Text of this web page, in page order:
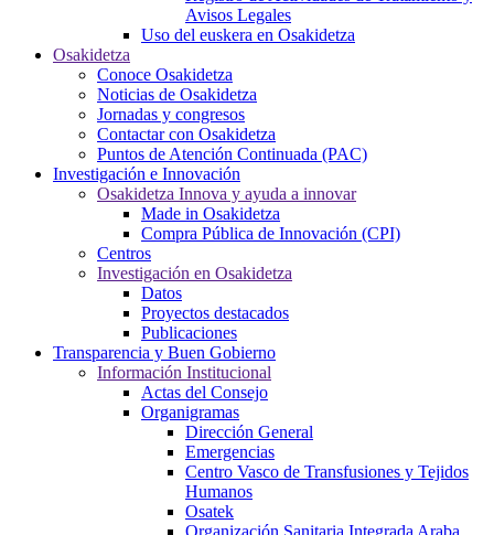
Avisos Legales
Uso del euskera en Osakidetza
Osakidetza
Conoce Osakidetza
Noticias de Osakidetza
Jornadas y congresos
Contactar con Osakidetza
Puntos de Atención Continuada (PAC)
Investigación e Innovación
Osakidetza Innova y ayuda a innovar
Made in Osakidetza
Compra Pública de Innovación (CPI)
Centros
Investigación en Osakidetza
Datos
Proyectos destacados
Publicaciones
Transparencia y Buen Gobierno
Información Institucional
Actas del Consejo
Organigramas
Dirección General
Emergencias
Centro Vasco de Transfusiones y Tejidos
Humanos
Osatek